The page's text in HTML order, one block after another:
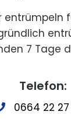
entrümpeln
7 Tage
Telefon:
0664 22